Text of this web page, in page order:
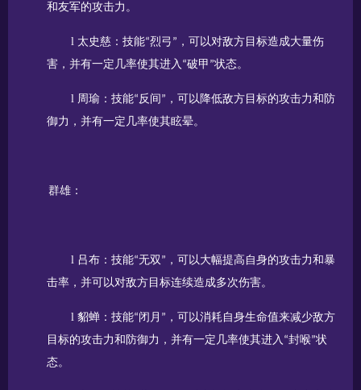
和友军的攻击力。
l 太史慈：技能“烈弓 ” ，可以对敌方目标造成大量伤
害，并有一定几率使其进入 “破甲 ”状态。
l 周瑜：技能“反间 ” ，可以降低敌方目标的攻击力和防
御力，并有一定几率使其眩晕。
群雄：
l 吕布：技能“无双 ” ，可以大幅提高自身的攻击力和暴
击率，并可以对敌方目标连续造成多次伤害。
l 貂蝉：技能“闭月 ” ，可以消耗自身生命值来减少敌方
目标的攻击力和防御力，并有一定几率使其进入 “封喉”状
态。